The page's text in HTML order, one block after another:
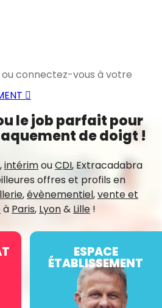
ou connectez-vous à votre
le job parfait pour
de doigt !
,intérimouCDI, Extracadabra
offres et profils en
,évènementiel,vente et
à Paris, Lyon& Lille !
ESPACE
ÉTABLISSEMENT